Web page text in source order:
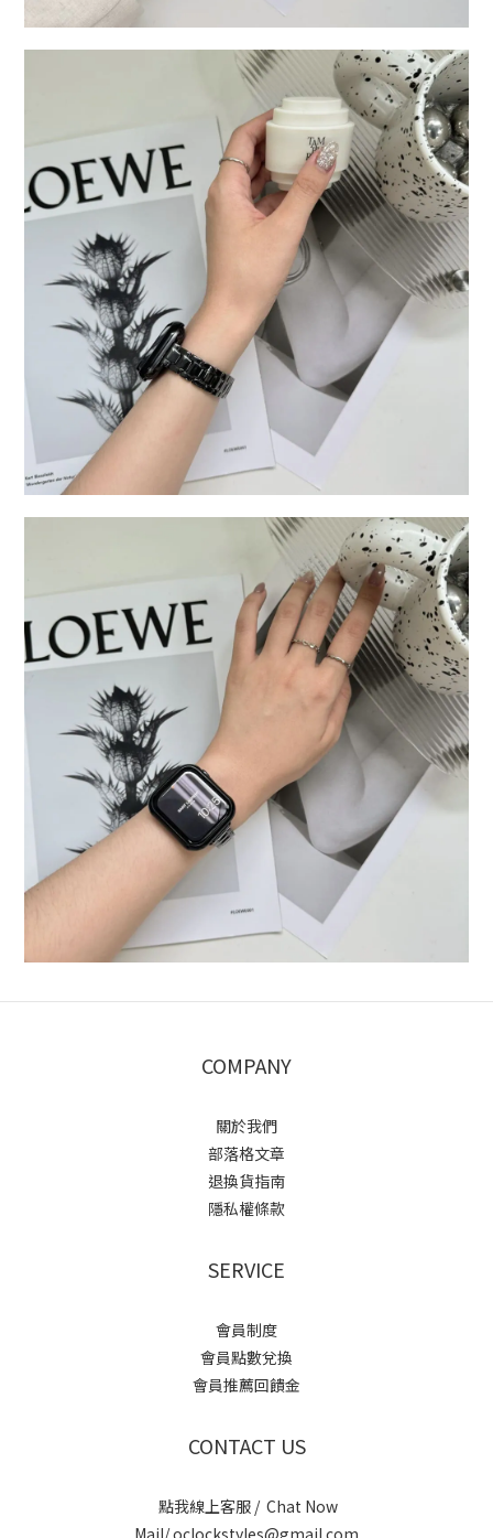
COMPANY
關於我們
部落格文章
退換貨指南
隱私權條款
SERVICE
會員制度
會員點數兌換
會員推薦回饋金
CONTACT US
點我線上客服 / Chat Now
Mail/ oclockstyles@gmail.com